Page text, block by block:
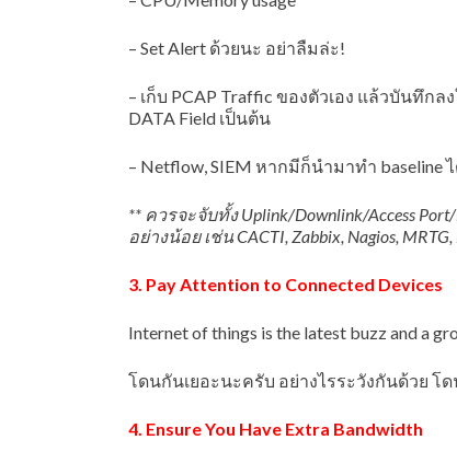
– Set Alert ด้วยนะ อย่าลืมล่ะ!
– เก็บ PCAP Traffic ของตัวเอง แล้วบันทึกล
DATA Field เป็นต้น
– Netflow, SIEM หากมีก็นำมาทำ baseline
** ควรจะจับทั้ง Uplink/Downlink/Access
อย่างน้อย เช่น CACTI, Zabbix, Nagios,
3. Pay Attention to Connected Devices
Internet of things is the latest buzz and a
โดนกันเยอะนะครับ อย่างไรระวังกันด้วย โ
4. Ensure You Have Extra Bandwidth